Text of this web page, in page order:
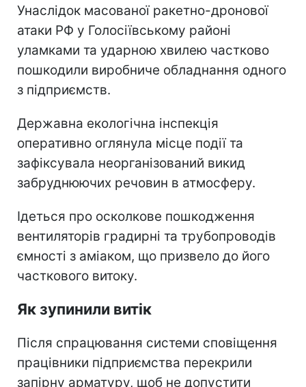
Унаслідок масованої ракетно-дронової
атаки РФ у Голосіївському районі
уламками та ударною хвилею частково
пошкодили виробниче обладнання одного
з підприємств.
Державна екологічна інспекція
оперативно оглянула місце події та
зафіксувала неорганізований викид
забруднюючих речовин в атмосферу.
Ідеться про осколкове пошкодження
вентиляторів градирні та трубопроводів
ємності з аміаком, що призвело до його
часткового витоку.
Як зупинили витік
Після спрацювання системи сповіщення
працівники підприємства перекрили
запірну арматуру, щоб не допустити